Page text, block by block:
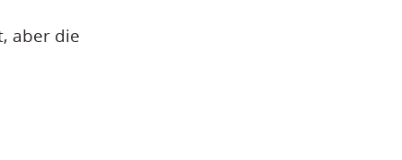
aber die